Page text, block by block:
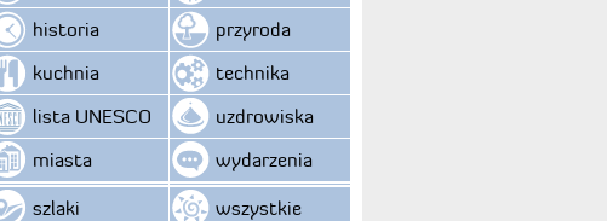
historia
kuchnia
lista UNESCO
miasta
szlaki
przyroda
technika
uzdrowiska
wydarzenia
wszystkie